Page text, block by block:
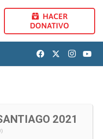
HACER
DONATIVO
2021